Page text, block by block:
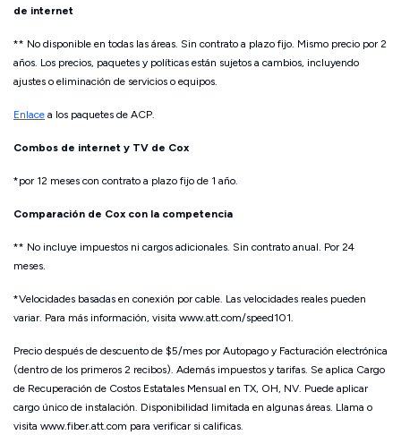
de internet
** No disponible en todas las áreas. Sin contrato a plazo fijo. Mismo precio por 2
años. Los precios, paquetes y políticas están sujetos a cambios, incluyendo
ajustes o eliminación de servicios o equipos.
Enlace a los paquetes de ACP.
Combos de internet y TV de Cox
*por 12 meses con contrato a plazo fijo de 1 año.
Comparación de Cox con la competencia
** No incluye impuestos ni cargos adicionales. Sin contrato anual. Por 24
meses.
*Velocidades basadas en conexión por cable. Las velocidades reales pueden
variar. Para más información, visita www.att.com/speed101.
Precio después de descuento de $5/mes por Autopago y Facturación electrónica
(dentro de los primeros 2 recibos). Además impuestos y tarifas. Se aplica Cargo
de Recuperación de Costos Estatales Mensual en TX, OH, NV. Puede aplicar
cargo único de instalación. Disponibilidad limitada en algunas áreas. Llama o
visita www.fiber.att.com para verificar si calificas.